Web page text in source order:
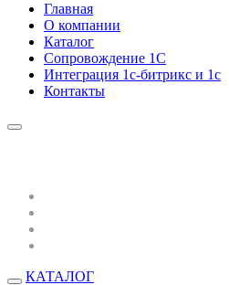
Главная
О компании
Каталог
Сопровождение 1С
Интеграция 1с-битрикс и 1с
Контакты
КАТАЛОГ